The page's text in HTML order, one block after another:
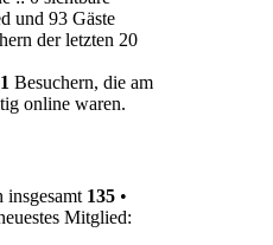
und 93 Gäste
der letzten 20
Besuchern, die am
online waren.
insgesamt 135 •
Mitglied: